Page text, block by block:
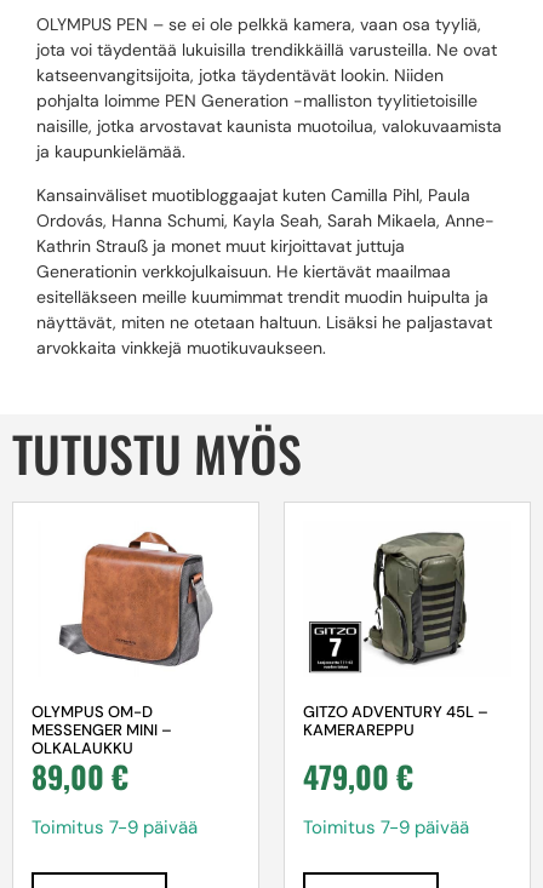
OLYMPUS PEN – se ei ole pelkkä kamera, vaan osa tyyliä,
jota voi täydentää lukuisilla trendikkäillä varusteilla. Ne ovat
katseenvangitsijoita, jotka täydentävät lookin. Niiden
pohjalta loimme PEN Generation -malliston tyylitietoisille
naisille, jotka arvostavat kaunista muotoilua, valokuvaamista
ja kaupunkielämää.
Kansainväliset muotibloggaajat kuten Camilla Pihl, Paula
Ordovás, Hanna Schumi, Kayla Seah, Sarah Mikaela, Anne-
Kathrin Strauß ja monet muut kirjoittavat juttuja
Generationin verkkojulkaisuun. He kiertävät maailmaa
esitelläkseen meille kuumimmat trendit muodin huipulta ja
näyttävät, miten ne otetaan haltuun. Lisäksi he paljastavat
arvokkaita vinkkejä muotikuvaukseen.
TUTUSTU MYÖS
OLYMPUS OM-D
MESSENGER MINI –
OLKALAUKKU
89,00€
Toimitus 7-9 päivää
GITZO ADVENTURY 45L –
KAMERAREPPU
479,00€
Toimitus 7-9 päivää